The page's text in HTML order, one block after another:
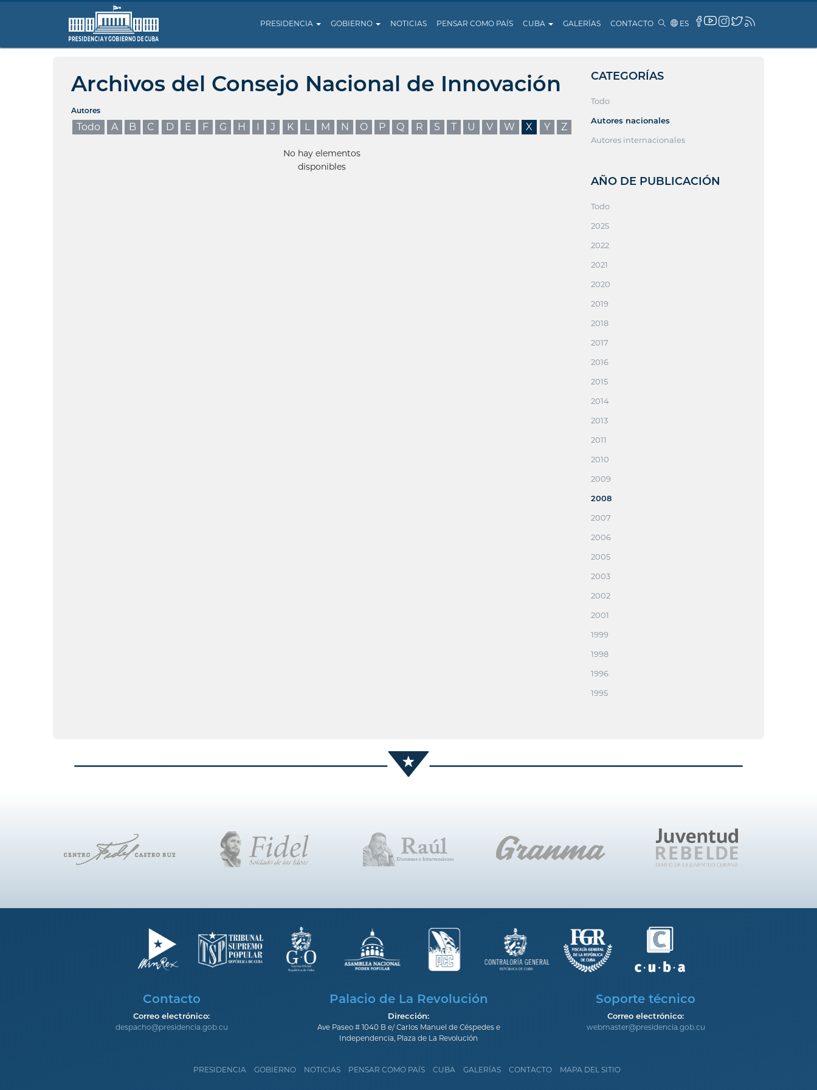
PRESIDENCIA GOBIERNO NOTICIAS PENSAR COMO PAÍS CUBA GALERÍAS CONTACTO ES
Archivos del Consejo Nacional de Innovación
Autores
Todo A B C D E F G H I J K L M N O P Q R S T U V W X Y Z
No hay elementos
disponibles
CATEGORÍAS
Todo
Autores nacionales
Autores internacionales
AÑO DE PUBLICACIÓN
Todo
2025
2022
2021
2020
2019
2018
2017
2016
2015
2014
2013
2011
2010
2009
2008
2007
2006
2005
2003
2002
2001
1999
1998
1996
1995
Contacto
Correo electrónico:
despacho@presidencia.gob.cu
Palacio de La Revolución
Dirección:
Ave Paseo # 1040 B e/ Carlos Manuel de Céspedes e
Independencia, Plaza de La Revolución
Soporte técnico
Correo electrónico:
webmaster@presidencia.gob.cu
PRESIDENCIA GOBIERNO NOTICIAS PENSAR COMO PAÍS CUBA GALERÍAS CONTACTO MAPA DEL SITIO